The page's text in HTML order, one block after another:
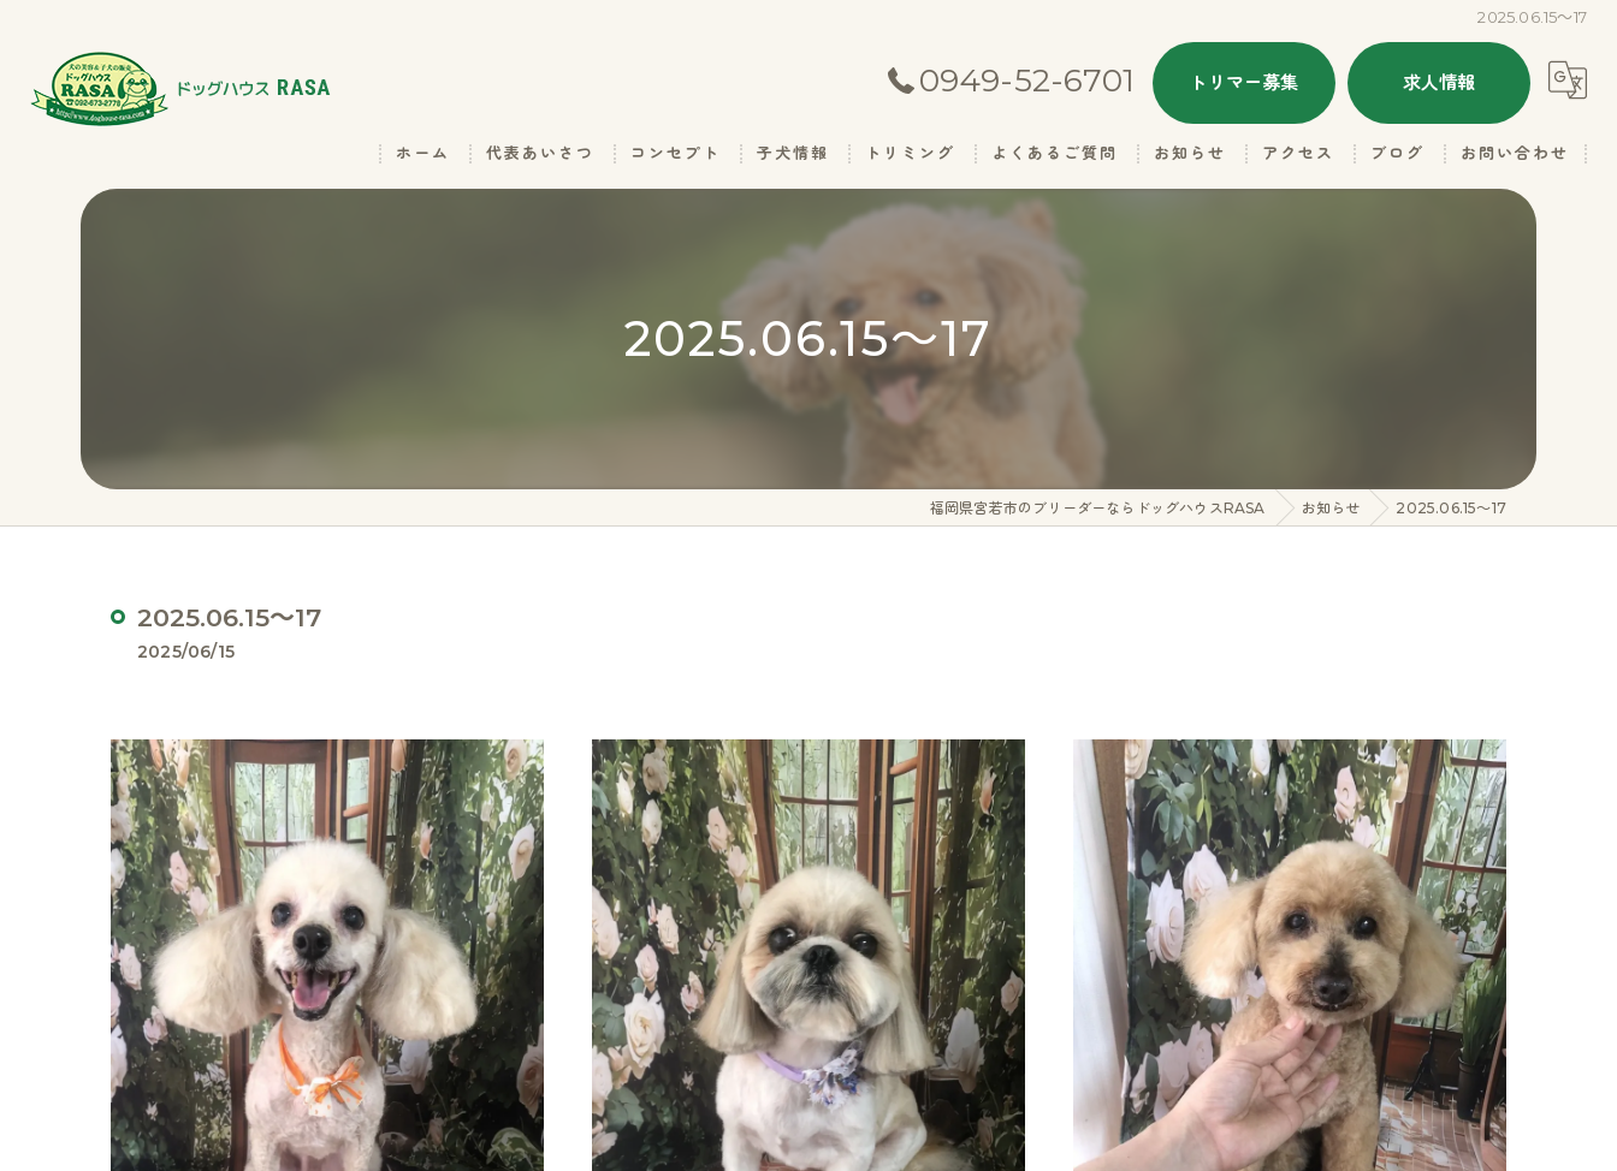
2025.06.15～17
0949-52-6701 トリマー募集 求人情報
ホーム 代表あいさつ コンセプト 子犬情報 トリミング よくあるご質問 お知らせ
ギャラリー（お母さん）
アクセス ブログ お問い合わせ
2025.06.15～17
福岡県宮若市のブリーダーならドッグハウスRASA お知らせ 2025.06.15～17
2025.06.15～17
2025/06/15